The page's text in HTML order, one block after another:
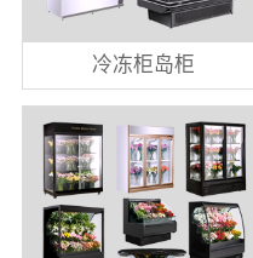
冷冻柜岛柜